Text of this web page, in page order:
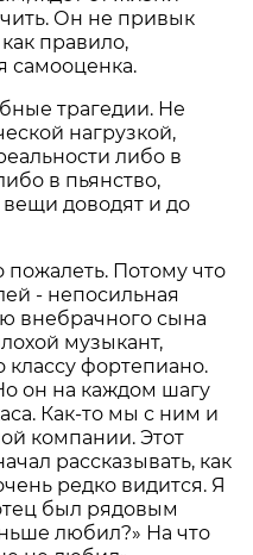
Он не привык
правило,
самооценка.
трагедии. Не
нагрузкой,
либо в
в пьянство,
доводят и до
Потому что
- непосильная
внебрачного сына
музыкант,
классу фортепиано.
он на каждом шагу
Как-то мы с ним и
компании. Этот
рассказывать, как
редко видится. Я
был рядовым
любил?» На что